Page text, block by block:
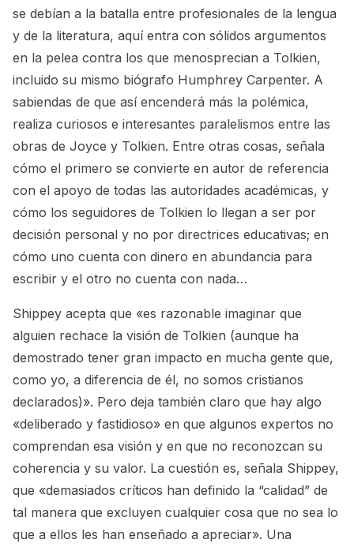
se debían a la batalla entre profesionales de la lengua
y de la literatura, aquí entra con sólidos argumentos
en la pelea contra los que menosprecian a Tolkien,
incluido su mismo biógrafo Humphrey Carpenter. A
sabiendas de que así encenderá más la polémica,
realiza curiosos e interesantes paralelismos entre las
obras de Joyce y Tolkien. Entre otras cosas, señala
cómo el primero se convierte en autor de referencia
con el apoyo de todas las autoridades académicas, y
cómo los seguidores de Tolkien lo llegan a ser por
decisión personal y no por directrices educativas; en
cómo uno cuenta con dinero en abundancia para
escribir y el otro no cuenta con nada…
Shippey acepta que «es razonable imaginar que
alguien rechace la visión de Tolkien (aunque ha
demostrado tener gran impacto en mucha gente que,
como yo, a diferencia de él, no somos cristianos
declarados)». Pero deja también claro que hay algo
«deliberado y fastidioso» en que algunos expertos no
comprendan esa visión y en que no reconozcan su
coherencia y su valor. La cuestión es, señala Shippey,
que «demasiados críticos han definido la “calidad” de
tal manera que excluyen cualquier cosa que no sea lo
que a ellos les han enseñado a apreciar». Una